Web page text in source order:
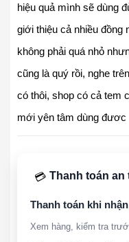
hiệu quả mình sẽ dùng
giới thiệu cả nhiều
không phải quá nhỏ
cũng là quý rồi, nghe
có thôi, shop có cả tem
mới yên tâm dùng đươc
💳 Thanh toán an
Thanh toán khi
Xem hàng, kiểm tra